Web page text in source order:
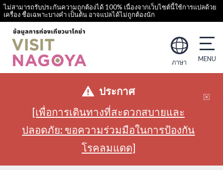
ไม่สามารถรับประกันความถูกต้องได้ 100% เนื่องจากเว็บไซต์นี้ใช้การแปลด้วย
เครื่อง ชื่อเฉพาะบางคำ เป็นต้น อาจแปลได้ไม่ถูกต้องนัก
ภาษา
ประกาศ
[เพื่อการเดินทางที่สะดวกสบายและ
ปลอดภัย: ขอความร่วมมือในการป้องกัน
โรคลมแดด]